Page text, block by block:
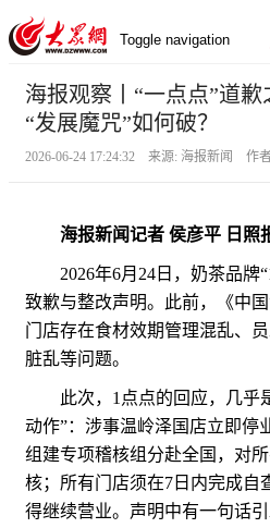
Toggle navigation
海报观察丨“一点点”道
“发展魔咒”如何破？
2026-06-24 17:24:32 来源: 海报新闻 作
海报新闻记者 侯彦平 日照
2026年6月24日，奶茶品牌
致歉与整改声明。此前，《中
门店存在食材效期管理混乱、
脏乱等问题。
此次，1点点的回应，几乎
动作”：涉事温岭泽国店立即停
组建专项稽核组分赴全国，对
核；所有门店须在7日内完成自
得继续营业。声明中有一句话